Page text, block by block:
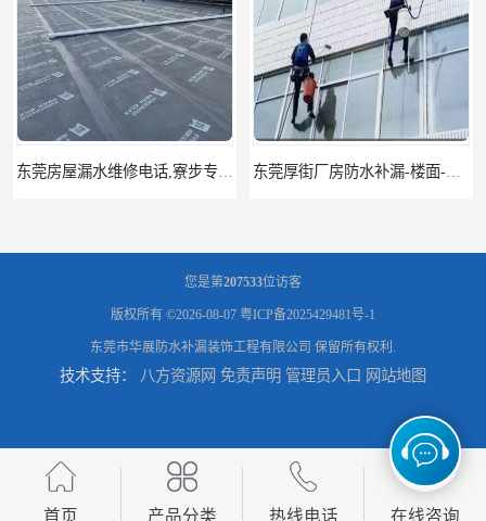
东莞厚街厂房防水补漏-楼面-铁皮房-卫生间-外墙漏水维修
东莞厚街专业厂房防水补漏选华展防水，质量好不复漏，省钱省力更省心 东莞防水补漏,厚街房屋漏水维修,厚街防水补漏,厚街厂房防水补漏
您是第207533位访客
版权所有 ©2026-08-07 粤ICP备2025429481号-1
东莞市华展防水补漏装饰工程有限公司 保留所有权利.
技术支持： 八方资源网 免责声明 管理员入口 网站地图
首页 产品分类 热线电话 在线咨询